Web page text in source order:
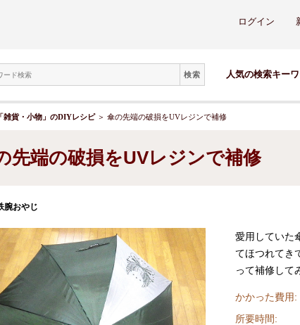
ログイン
検索 人気の検索キーワ
「雑貨・小物」のDIYレシピ＞ 傘の先端の破損をUVレジンで補修
先端の破損をUVレジンで補修
腕おやじ
愛用していた
てほつれてき
って補修して
かかった費用:
所要時間: